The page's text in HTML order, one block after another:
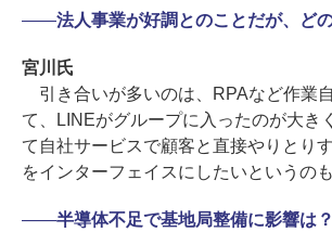
――法人事業が好調とのことだが、ど
宮川氏
引き合いが多いのは、RPAなど作業
て、LINEがグループに入ったのが大き
て自社サービスで顧客と直接やりとり
をインターフェイスにしたいというのも
――半導体不足で基地局整備に影響は？